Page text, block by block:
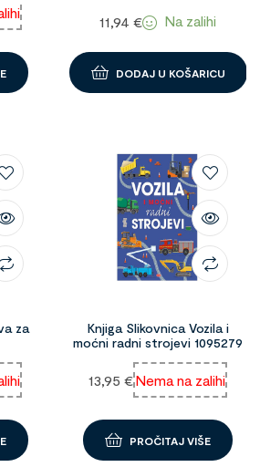
11,94€ Na zalihi
DODAJ U KOŠARICU
za
Knjiga Slikovnica Vozila i
moćni radni strojevi 1095279
13,95 €Nema na zalihi
PROČITAJ VIŠE